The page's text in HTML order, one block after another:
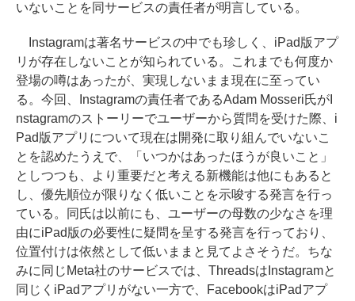
いないことを同サービスの責任者が明言している。
Instagramは著名サービスの中でも珍しく、iPad版アプ
リが存在しないことが知られている。これまでも何度か
登場の噂はあったが、実現しないまま現在に至ってい
る。今回、Instagramの責任者であるAdam Mosseri氏がI
nstagramのストーリーでユーザーから質問を受けた際、i
Pad版アプリについて現在は開発に取り組んでいないこ
とを認めたうえで、「いつかはあったほうが良いこと」
としつつも、より重要だと考える新機能は他にもあると
し、優先順位が限りなく低いことを示唆する発言を行っ
ている。同氏は以前にも、ユーザーの母数の少なさを理
由にiPad版の必要性に疑問を呈する発言を行っており、
位置付けは依然として低いままと見てよさそうだ。ちな
みに同じMeta社のサービスでは、ThreadsはInstagramと
同じくiPadアプリがない一方で、FacebookはiPadアプ